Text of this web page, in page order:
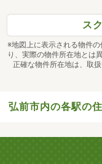
ス
※地図上に表示される物件
り、実際の物件所在地とは
正確な物件所在地は、取
弘前市内の各駅の